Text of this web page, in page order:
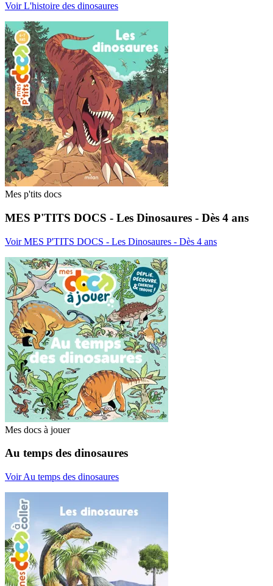
Voir L'histoire des dinosaures
Mes p'tits docs
MES P'TITS DOCS - Les Dinosaures - Dès 4 ans
Voir MES P'TITS DOCS - Les Dinosaures - Dès 4 ans
Mes docs à jouer
Au temps des dinosaures
Voir Au temps des dinosaures